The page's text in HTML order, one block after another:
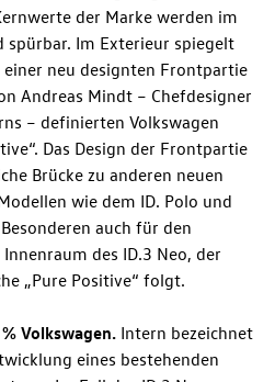
der Marke werden im
spürbar. Im Exterieur spiegelt
einer neu designten Frontpartie
Andreas Mindt – Chefdesigner
– definierten Volkswagen
Das Design der Frontpartie
Brücke zu anderen neuen
wie dem ID. Polo und
auch für den
des ID.3 Neo, der
„Pure Positive“ folgt.
Volkswagen. Intern bezeichnet
eines bestehenden